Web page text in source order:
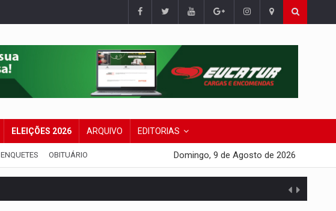
ELEIÇÕES 2026 ARQUIVO EDITORIAS
ENQUETES OBITUÁRIO Domingo, 9 de Agosto de 2026